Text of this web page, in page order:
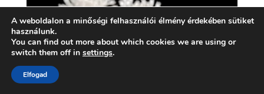
A weboldalon a minőségi felhasználói élmény érdekében sütiket
használunk.
You can find out more about which cookies we are using or
switch them off in settings.
Elfogad